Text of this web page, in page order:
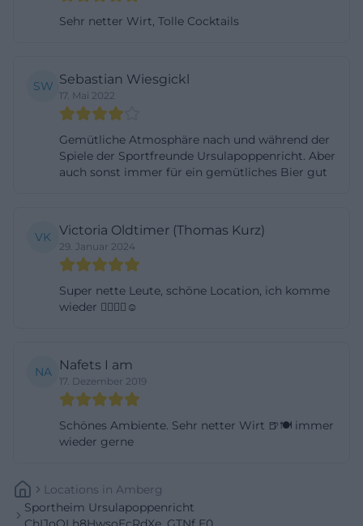
(https://www.hahnbach.de/tourismus-
zeigt auch der kommunale Blick auf die
Sportfreunde. Der Markt Hahnbach hebt hervor,
dass die Sportlerkirwa jedes Jahr mehrere Tausend
Besucher anzieht. Außerdem betont die Gemeinde,
dass die Sportfreunde gute Rahmenbedingungen
weit über den Fußball hinaus wahrgenommen
wird. In Kombination mit der offiziellen
Vereinskommunikation ergibt sich ein Bild von
einem Verein, der Tradition, Ehrenamt und
oder Sportfreunde Ursulapoppenricht ist deshalb
nicht nur die sportliche Seite relevant, sondern
ebenso die lokale Bedeutung als Treffpunkt für
Generationen. ([hahnbach.de]
(https://www.hahnbach.de/tourismus-
Sportplatz Ursulapoppenricht: Kapazität,
Naturrasen und Spielflächen
Sehr netter Wirt, Tolle Cocktails
SW Sebastian Wiesgickl
17. Mai 2022
Gemütliche Atmosphäre nach und während der
Spiele der Sportfreunde Ursulapoppenricht. Aber
auch sonst immer für ein gemütliches Bier gut
VK Victoria Oldtimer (Thomas Kurz)
29. Januar 2024
Super nette Leute, schöne Location, ich komme
wieder 👍🏻👌🏻☺️
NA Nafets I am
17. Dezember 2019
Schönes Ambiente. Sehr netter Wirt 🍺🍽️ immer
wieder gerne
Locations In Amberg
Sportheim Ursulapoppenricht